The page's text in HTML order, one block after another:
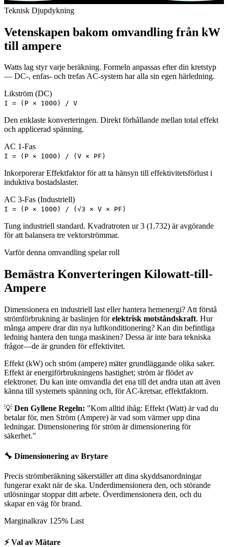
Teknisk Djupdykning
Vetenskapen bakom omvandling från kW
till ampere
Watts lag styr varje beräkning. Formeln anpassas efter din kretstyp
— DC-, enfas- och trefas AC-system har alla sin egen härledning.
Likström (DC)
I = (P × 1000) / V
Den enklaste konverteringen. Direkt förhållande mellan total effekt
och applicerad spänning.
AC 1-Fas
I = (P × 1000) / (V × PF)
Inkorporerar Effektfaktor för att ta hänsyn till effektivitetsförlust i
induktiva bostadslaster.
AC 3-Fas (Industriell)
I = (P × 1000) / (√3 × V × PF)
Tung industriell standard. Kvadratroten ur 3 (1.732) är avgörande
för att balansera tre vektorströmmar.
Varför denna omvandling spelar roll
Bemästra Konverteringen Kilowatt-till-
Ampere
Dimensionera en industriell last eller hantera hemenergi? Att förstå
strömförbrukning är baslinjen förelektrisk motståndskraft. Hur
många ampere drar din nya luftkonditionering? Kan din befintliga
ledning hantera den tunga maskinen? Dessa är inte bara tekniska
frågor—de är grunden för effektivitet.
Effekt (kW) och ström (ampere) mäter grundläggande olika saker.
Effekt är energiförbrukningens hastighet; ström är flödet av
elektroner. Du kan inte omvandla det ena till det andra utan att även
känna till systemets spänning och, för AC-kretsar, effektfaktorn.
💡 Den Gyllene Regeln: "Kom alltid ihåg: Effekt (Watt) är vad du
betalar för, men Ström (Ampere) är vad som värmer upp dina
ledningar. Dimensionering för ström är dimensionering för
säkerhet."
🔧 Dimensionering av Brytare
Precis strömberäkning säkerställer att dina skyddsanordningar
fungerar exakt när de ska. Underdimensionera den, och störande
utlösningar stoppar ditt arbete. Överdimensionera den, och du
skapar en väg för brand.
Marginalkrav 125% Last
⚡ Val av Mätare